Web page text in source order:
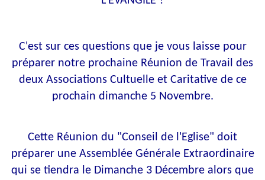
C'est sur ces questions que je vous laisse pour
préparer notre prochaine Réunion de Travail des
deux Associations Cultuelle et Caritative de ce
prochain dimanche 5 Novembre.
Cette Réunion du "Conseil de l'Eglise" doit
préparer une Assemblée Générale Extraordinaire
qui se tiendra le Dimanche 3 Décembre alors que